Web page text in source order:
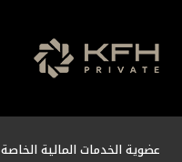
عضوية الخدمات المالية الخاصة